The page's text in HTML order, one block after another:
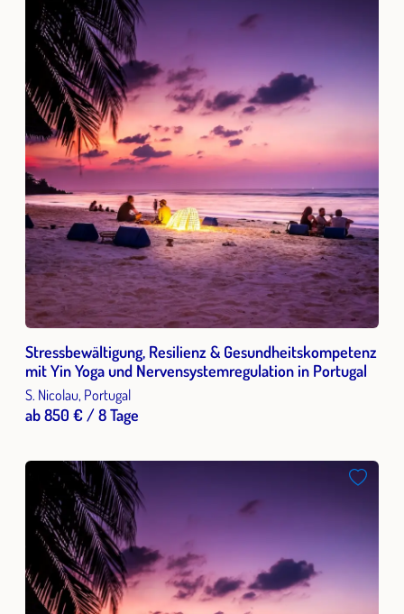
Stressbewältigung, Resilienz & Gesundheitskompetenz
mit Yin Yoga und Nervensystemregulation in Portugal
S. Nicolau, Portugal
ab 850 € / 8 Tage